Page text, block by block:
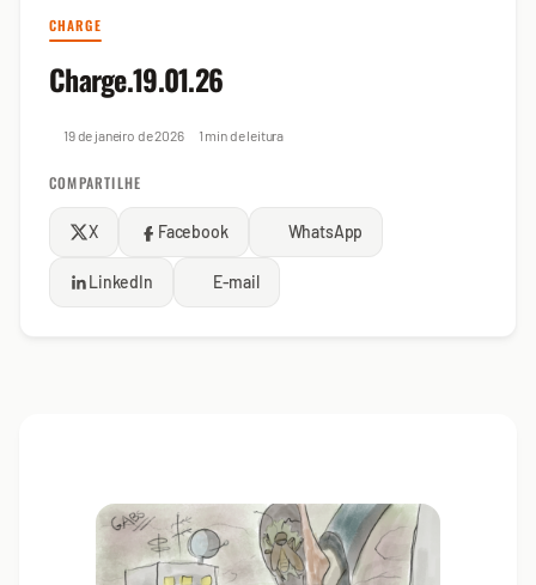
CHARGE
Charge.19.01.26
19 de janeiro de 2026 1 min de leitura
COMPARTILHE
X Facebook WhatsApp
LinkedIn E-mail